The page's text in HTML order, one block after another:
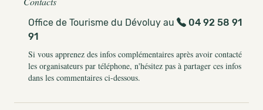
Office de Tourisme du Dévoluy au
04 92 58 91
91
Si vous apprenez des infos complémentaires après avoir contacté
les organisateurs par téléphone, n'hésitez pas à partager ces infos
dans les commentaires ci-dessous.